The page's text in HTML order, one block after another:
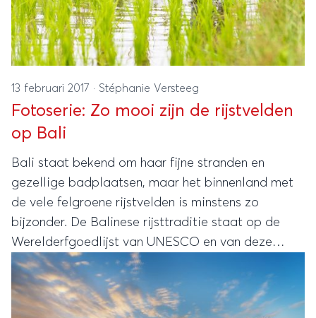
13 februari 2017 · Stéphanie Versteeg
Fotoserie: Zo mooi zijn de rijstvelden
op Bali
Bali staat bekend om haar fijne stranden en
gezellige badplaatsen, maar het binnenland met
de vele felgroene rijstvelden is minstens zo
bijzonder. De Balinese rijsttraditie staat op de
Werelderfgoedlijst van UNESCO en van deze
foto’s van rijstvelden op Bali krijg je meteen zin
om je koffers te pakken.